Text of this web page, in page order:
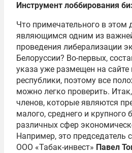
Инструмент лоббирования
Что примечательного в этом
являющимся одним из
проведения либерализации
Белоруссии? Во-первых,
указа уже размещен на сайте
республики, поэтому все
можно легко проверить.
членов, которые являются
малого, среднего и крупного
различных сфер
Например, это председатель
ООО «Табак-инвест» Павел